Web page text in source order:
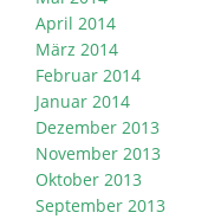
April 2014
März 2014
Februar 2014
Januar 2014
Dezember 2013
November 2013
Oktober 2013
September 2013